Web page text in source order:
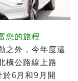
您的旅程
之外，今年度還
橫公路線上路
6月和9月開